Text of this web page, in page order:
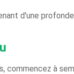
d'une
commencez à